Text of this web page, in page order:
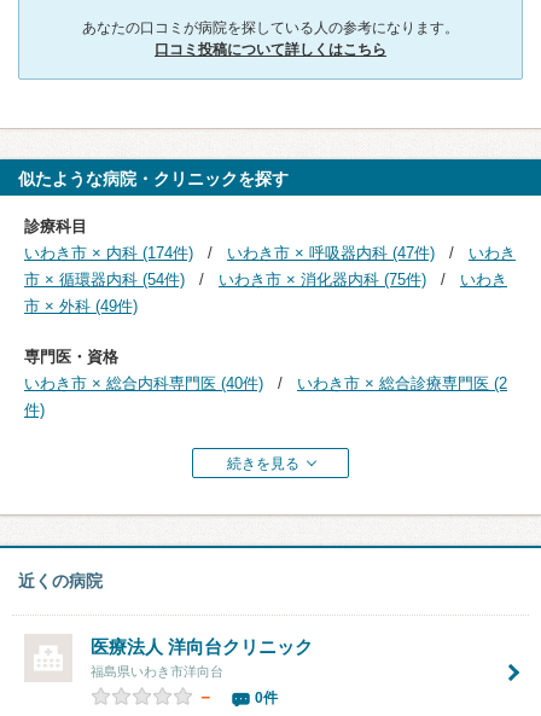
あなたの口コミが病院を探している人の参考になります。
口コミ投稿について詳しくはこちら
似たような病院・クリニックを探す
診療科目
いわき市 × 内科 (174件)
いわき市 × 呼吸器内科 (47件)
いわき
市 × 循環器内科 (54件)
いわき市 × 消化器内科 (75件)
いわき
市 × 外科 (49件)
専門医・資格
いわき市 × 総合内科専門医 (40件)
いわき市 × 総合診療専門医 (2
件)
続きを見る
近くの病院
医療法人 洋向台クリニック
福島県いわき市洋向台
－ 0件